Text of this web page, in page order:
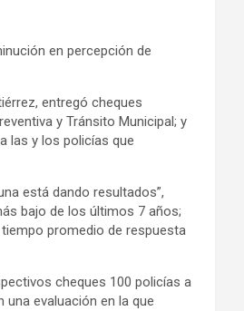
en percepción de
entregó cheques
y Tránsito Municipal; y
las y los policías que
está dando resultados”,
bajo de los últimos 7 años;
promedio de respuesta
cheques 100 policías a
evaluación en la que